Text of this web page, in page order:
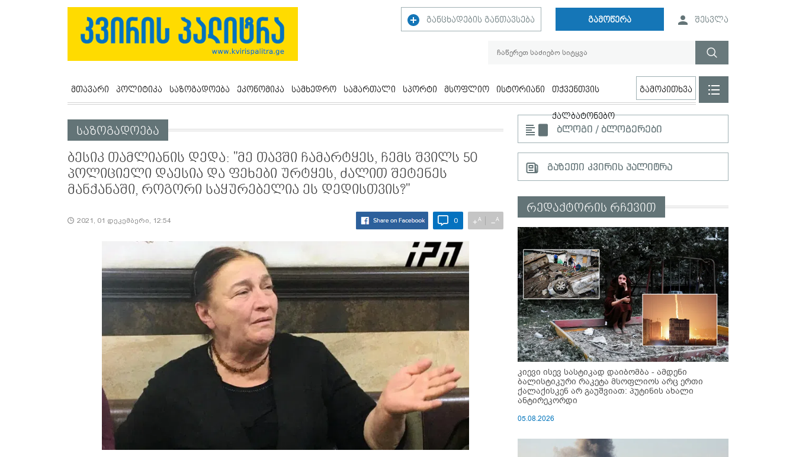
განცხადების განთავსება გამოწერა შესვლა
მთავარი პოლიტიკა საზოგადოება ეკონომიკა სამხედრო სამართალი სპორტი მსოფლიო ისტორიანი თქვენთვის
ქალბატონებო
გამოკითხვა
საზოგადოება
ბესიკ თამლიანის დედა: "მე თავში ჩამარტყეს, ჩემს შვილს 50
პოლიციელი დაესია და ფეხები ურტყეს, ძალით შეტენეს
მანქანაში, როგორი საყურებელია ეს დედისთვის?"
2021, 01 დეკემბერი, 12:54 0 +A −A
ბლოგი / ბლოგერები
გაზეთი კვირის პალიტრა
რედაქტორის რჩევით
კიევი ისევ სასტიკად დაიბომბა - ამდენი
ბალისტიკური რაკეტა მსოფლიოს არც ერთი
ქალაქისკენ არ გაუშვიათ: პუტინის ახალი
ანტირეკორდი
05.08.2026